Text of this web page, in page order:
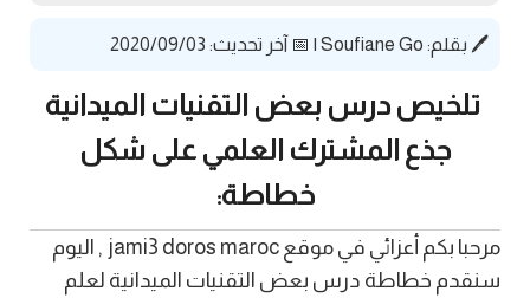
🖊️ بقلم: Soufiane Go
| 📅 آخر تحديث: 2020/09/03
تلخيص درس بعض التقنيات الميدانية
جذع المشترك العلمي على شكل
خطاطة:
مرحبا بكم أعزائي في موقع jami3 doros maroc , اليوم
سنقدم خطاطة درس بعض التقنيات الميدانية لعلم